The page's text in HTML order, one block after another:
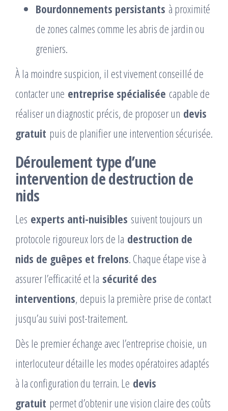
Bourdonnements persistants à proximité
de zones calmes comme les abris de jardin ou
greniers.
À la moindre suspicion, il est vivement conseillé de
contacter une entreprise spécialisée capable de
réaliser un diagnostic précis, de proposer un devis
gratuit puis de planifier une intervention sécurisée.
Déroulement type d’une
intervention de destruction de
nids
Les experts anti-nuisibles suivent toujours un
protocole rigoureux lors de la destruction de
nids de guêpes et frelons. Chaque étape vise à
assurer l’efficacité et la sécurité des
interventions, depuis la première prise de contact
jusqu’au suivi post-traitement.
Dès le premier échange avec l’entreprise choisie, un
interlocuteur détaille les modes opératoires adaptés
à la configuration du terrain. Le devis
gratuit permet d’obtenir une vision claire des coûts